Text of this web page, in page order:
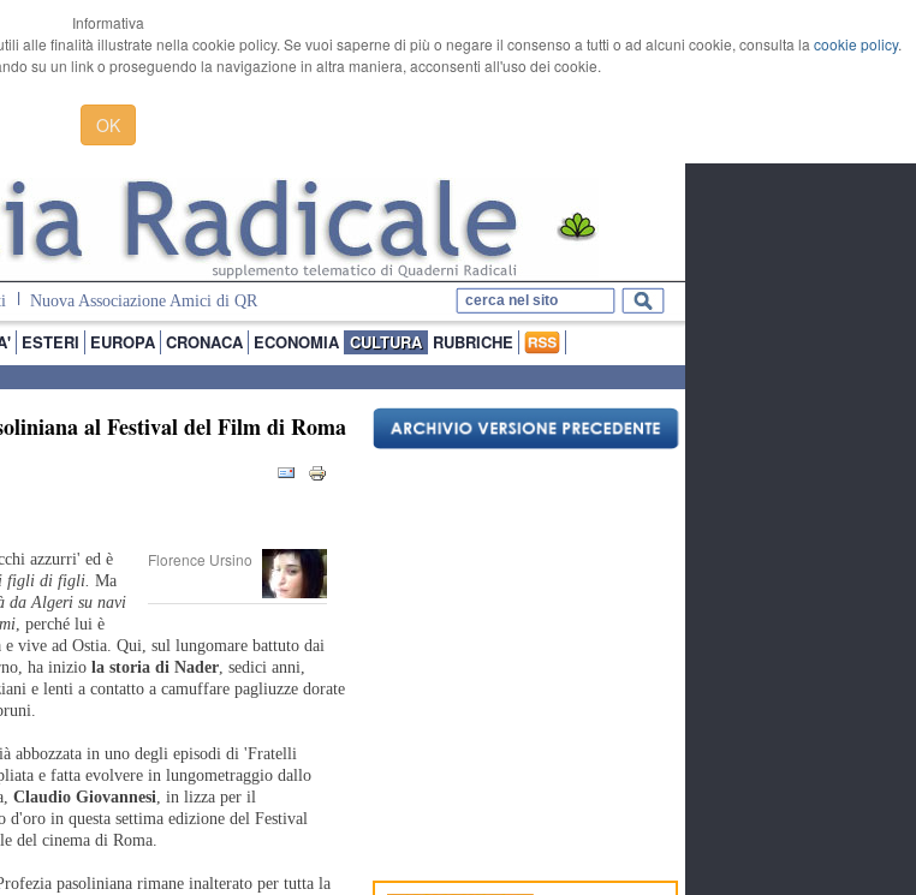
Informativa
alle finalità illustrate nella cookie policy. Se vuoi saperne di più o negare il consenso a tutti o ad alcuni cookie, consulta la cookie policy.
su un link o proseguendo la navigazione in altra maniera, acconsenti all'uso dei cookie.
OK
Nuova Associazione Amici di QR
ESTERI EUROPA CRONACA ECONOMIA CULTURA RUBRICHE
al Festival del Film di Roma
Florence Ursino
azzurri' ed è
figli di figli. Ma
da Algeri su navi
, perché lui è
e vive ad Ostia. Qui, sul lungomare battuto dai
ha inizio la storia di Nader, sedici anni,
e lenti a contatto a camuffare pagliuzze dorate
abbozzata in uno degli episodi di 'Fratelli
e fatta evolvere in lungometraggio dallo
Claudio Giovannesi, in lizza per il
d'oro in questa settima edizione del Festival
del cinema di Roma.
pasoliniana rimane inalterato per tutta la